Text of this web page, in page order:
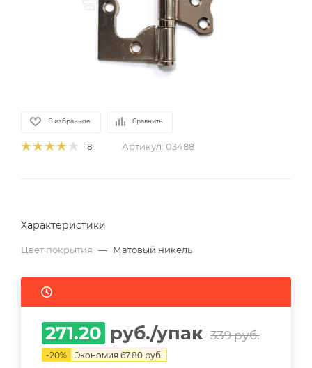
В избранное Сравнить
18 Артикул: 03488
Характеристики
Цвет покрытия — Матовый никель
271.20 руб./упак 339руб.
-20% Экономия 67.80 руб.